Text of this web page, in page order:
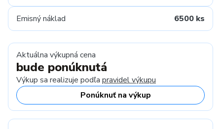
Emisný náklad 6500 ks
Aktuálna výkupná cena
bude ponúknutá
Výkup sa realizuje podľa pravidel výkupu
Ponúknuť na výkup